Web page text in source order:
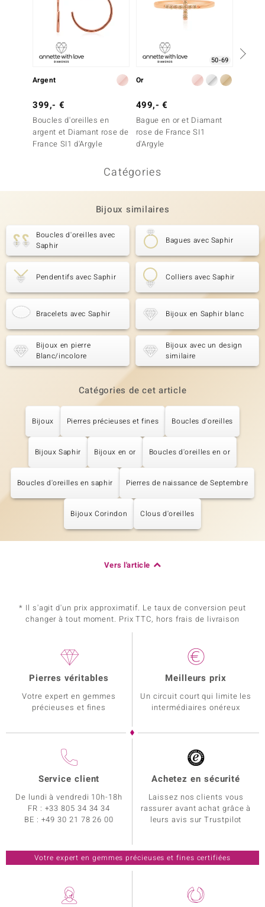
Argent
399,- €
Boucles d'oreilles en
argent et Diamant rose de
France SI1 d'Argyle
50-69
Or
499,- €
Bague en or et Diamant
rose de France SI1
d'Argyle
Catégories
Bijoux similaires
Boucles d'oreilles avec
Saphir
Bagues avec Saphir
Pendentifs avec Saphir Colliers avec Saphir
Bracelets avec Saphir Bijoux en Saphir blanc
Bijoux en pierre
Blanc/incolore
Bijoux avec un design
similaire
Catégories de cet article
Bijoux Pierres précieuses et fines Boucles d'oreilles
Bijoux Saphir Bijoux en or Boucles d'oreilles en or
Boucles d'oreilles en saphir Pierres de naissance de Septembre
Bijoux Corindon Clous d'oreilles
Vers l'article
* Il s'agit d'un prix approximatif. Le taux de conversion peut
changer à tout moment. Prix TTC, hors frais de livraison
Pierres véritables
Votre expert en gemmes
précieuses et fines
Meilleurs prix
Un circuit court qui limite les
intermédiaires onéreux
Service client
De lundi à vendredi 10h-18h
FR : +33 805 34 34 34
BE : +49 30 21 78 26 00
Achetez en sécurité
Laissez nos clients vous
rassurer avant achat grâce à
leurs avis sur Trustpilot
Votre expert en gemmes précieuses et fines certifiées